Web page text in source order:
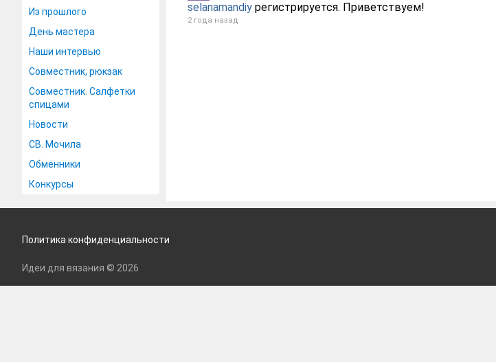
Из прошлого
День мастера
Наши интервью
Совместник, рюкзак
Совместник. Салфетки
спицами
Новости
СВ. Мочила
Обменники
Конкурсы
selanamandiy регистрируется. Приветствуем!
2 года назад
Политика конфиденциальности
Идеи для вязания © 2026